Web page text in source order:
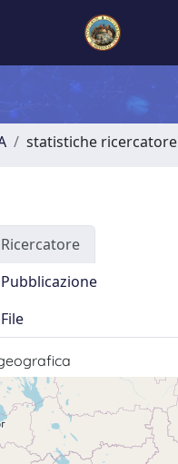
statistiche ricercatore